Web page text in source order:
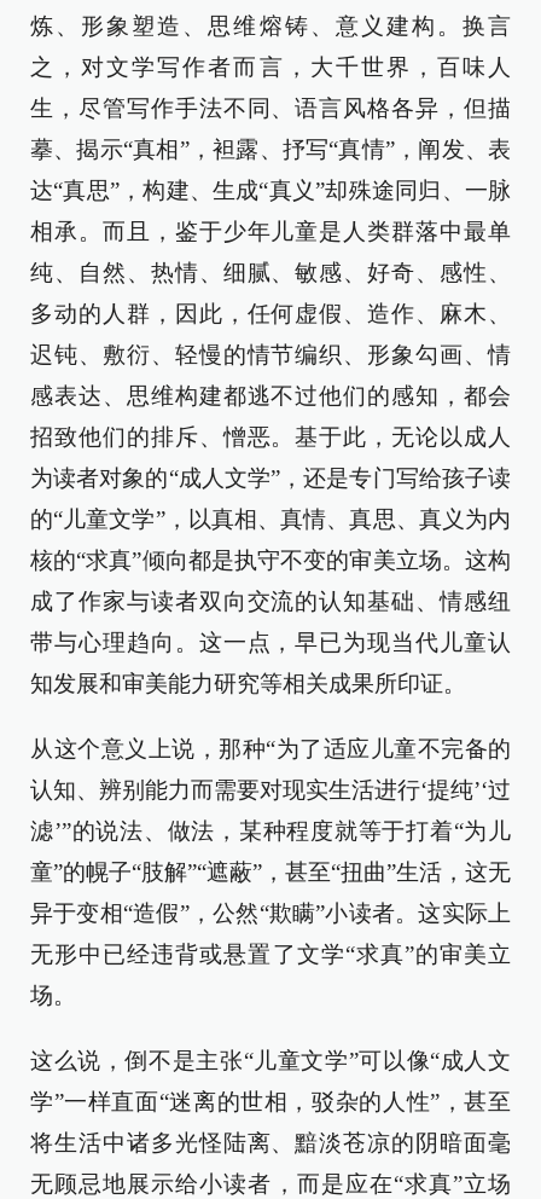
炼、形象塑造、思维熔铸、意义建构。换言
之，对文学写作者而言，大千世界，百味人
生，尽管写作手法不同、语言风格各异，但描
摹、揭示“真相”，袒露、抒写“真情”，阐发、表
达“真思”，构建、生成“真义”却殊途同归、一脉
相承。而且，鉴于少年儿童是人类群落中最单
纯、自然、热情、细腻、敏感、好奇、感性、
多动的人群，因此，任何虚假、造作、麻木、
迟钝、敷衍、轻慢的情节编织、形象勾画、情
感表达、思维构建都逃不过他们的感知，都会
招致他们的排斥、憎恶。基于此，无论以成人
为读者对象的“成人文学”，还是专门写给孩子读
的“儿童文学”，以真相、真情、真思、真义为内
核的“求真”倾向都是执守不变的审美立场。这构
成了作家与读者双向交流的认知基础、情感纽
带与心理趋向。这一点，早已为现当代儿童认
知发展和审美能力研究等相关成果所印证。
从这个意义上说，那种“为了适应儿童不完备的
认知、辨别能力而需要对现实生活进行‘提纯’‘过
滤’”的说法、做法，某种程度就等于打着“为儿
童”的幌子“肢解”“遮蔽”，甚至“扭曲”生活，这无
异于变相“造假”，公然“欺瞒”小读者。这实际上
无形中已经违背或悬置了文学“求真”的审美立
场。
这么说，倒不是主张“儿童文学”可以像“成人文
学”一样直面“迷离的世相，驳杂的人性”，甚至
将生活中诸多光怪陆离、黯淡苍凉的阴暗面毫
无顾忌地展示给小读者，而是应在“求真”立场